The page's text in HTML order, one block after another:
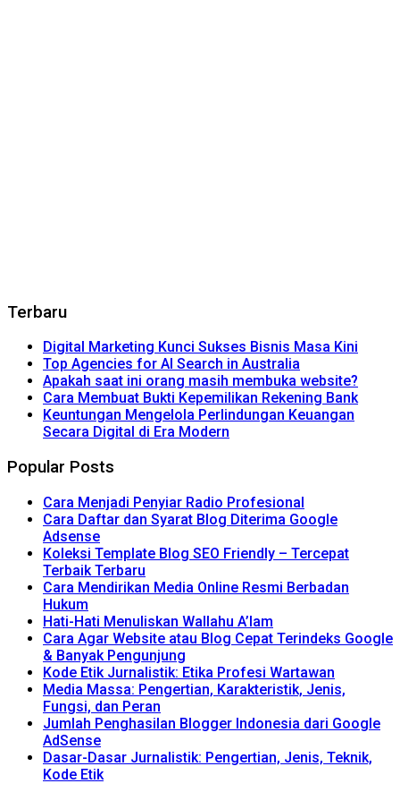
Terbaru
Digital Marketing Kunci Sukses Bisnis Masa Kini
Top Agencies for AI Search in Australia
Apakah saat ini orang masih membuka website?
Cara Membuat Bukti Kepemilikan Rekening Bank
Keuntungan Mengelola Perlindungan Keuangan
Secara Digital di Era Modern
Popular Posts
Cara Menjadi Penyiar Radio Profesional
Cara Daftar dan Syarat Blog Diterima Google
Adsense
Koleksi Template Blog SEO Friendly – Tercepat
Terbaik Terbaru
Cara Mendirikan Media Online Resmi Berbadan
Hukum
Hati-Hati Menuliskan Wallahu A’lam
Cara Agar Website atau Blog Cepat Terindeks Google
& Banyak Pengunjung
Kode Etik Jurnalistik: Etika Profesi Wartawan
Media Massa: Pengertian, Karakteristik, Jenis,
Fungsi, dan Peran
Jumlah Penghasilan Blogger Indonesia dari Google
AdSense
Dasar-Dasar Jurnalistik: Pengertian, Jenis, Teknik,
Kode Etik